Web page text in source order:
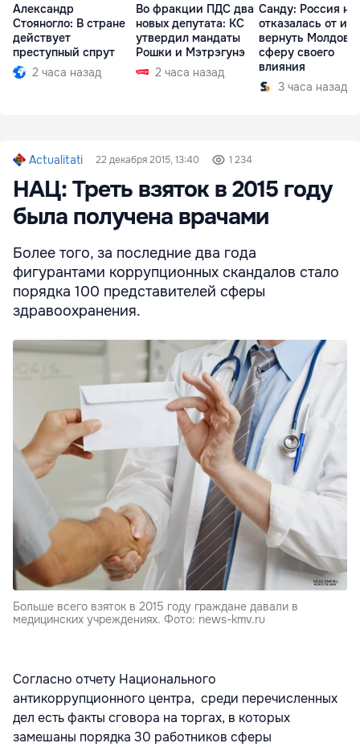
Александр
Стояногло: В стране
действует
преступный спрут
2 часа назад
Во фракции ПДС два
новых депутата: КС
утвердил мандаты
Рошки и Мэтрэгунэ
2 часа назад
Санду: Россия не
отказалась от
вернуть Молдову
сферу своего
влияния
3 часа назад
Actualitati 22 декабря 2015, 13:40 1 234
НАЦ: Треть взяток в 2015 году
была получена врачами
Более того, за последние два года
фигурантами коррупционных скандалов стало
порядка 100 представителей сферы
здравоохранения.
Больше всего взяток в 2015 году граждане давали в
медицинских учреждениях. Фото: news-kmv.ru
Согласно отчету Национального
антикоррупционного центра, среди перечисленных
дел есть факты сговора на торгах, в которых
замешаны порядка 30 работников сферы